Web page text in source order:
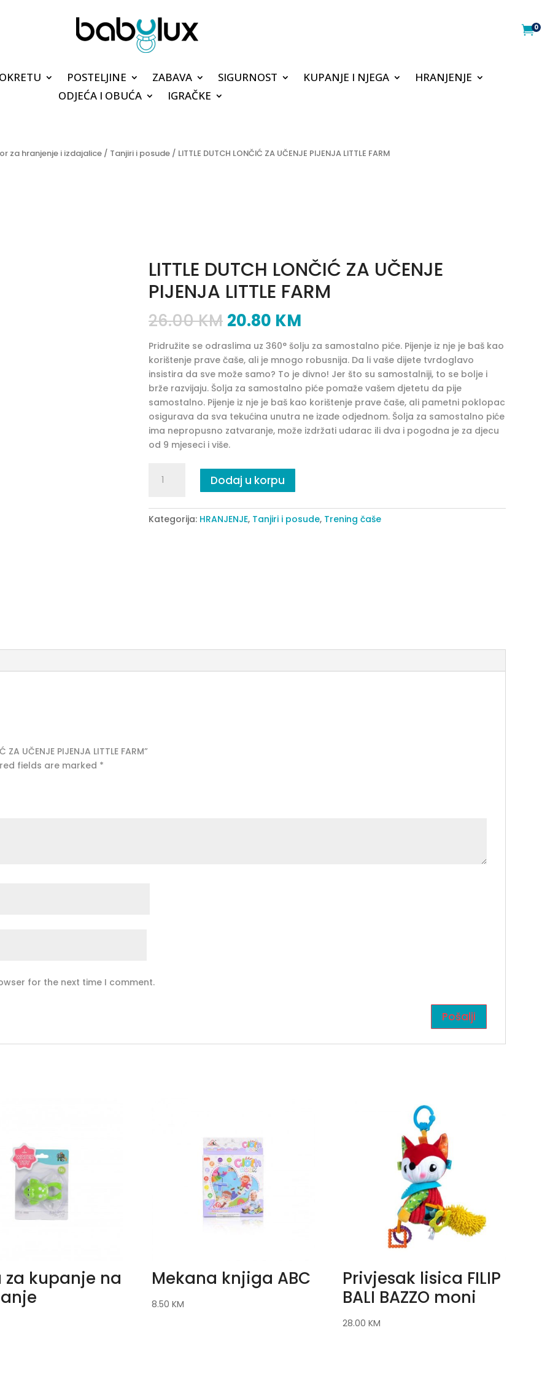
0
POSTELJINE ZABAVA SIGURNOST KUPANJE I NJEGA
HRANJENJE
ODJEĆA I OBUĆA
IGRAČKE
za hranjenje i izdajalice / Tanjiri i posude / LITTLE DUTCH LONČIĆ ZA UČENJE PIJENJA LITTLE FARM
LITTLE DUTCH LONČIĆ ZA UČENJE
PIJENJA LITTLE FARM
26.00KM 20.80 KM
Pridružite se odraslima uz 360° šolju za samostalno piće. Pijenje iz nje je baš kao
korištenje prave čaše, ali je mnogo robusnija. Da li vaše dijete tvrdoglavo
insistira da sve može samo? To je divno! Jer što su samostalniji, to se bolje i
brže razvijaju. Šolja za samostalno piće pomaže vašem djetetu da pije
samostalno. Pijenje iz nje je baš kao korištenje prave čaše, ali pametni poklopac
osigurava da sva tekućina unutra ne izađe odjednom. Šolja za samostalno piće
ima nepropusno zatvaranje, može izdržati udarac ili dva i pogodna je za djecu
od 9 mjeseci i više.
DUTCH
ZA
UČENJE
Dodaj u korpu
Kategorija: HRANJENJE, Tanjiri i posude, Trening čaše
UČENJE PIJENJA LITTLE FARM”
fields are marked *
for the next time I comment.
za kupanje na
Mekana knjiga ABC
8.50 KM
Privjesak lisica FILIP
BALI BAZZO moni
28.00KM